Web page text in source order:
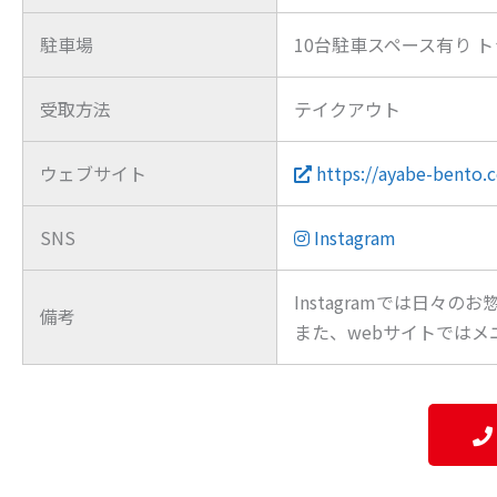
駐車場 10台駐車スペース有り
受取方法 テイクアウト
ウェブサイト https://ayabe-
SNS Instagram
備考
Instagramでは日々のお
また、webサイトでは